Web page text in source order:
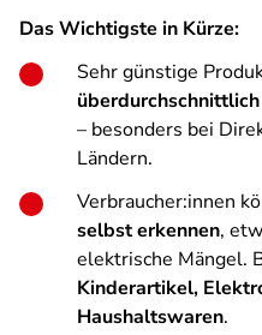
Das Wichtigste in Kürze:
Sehr günstige
– besonders bei
Ländern.
Verbraucher:innen
selbst erkennen,
elektrische Mängel.
Kinderartikel,
Haushaltswaren.